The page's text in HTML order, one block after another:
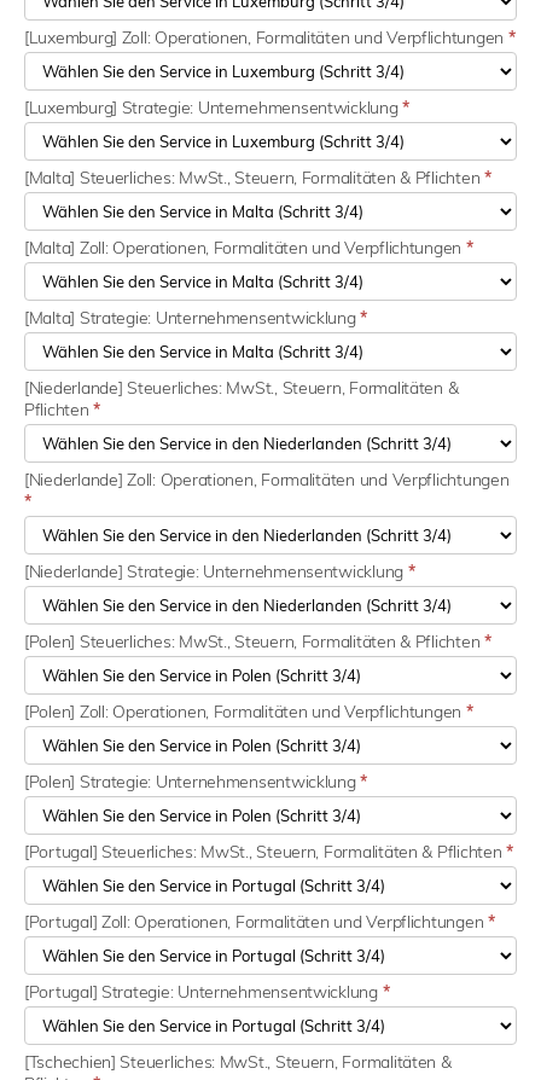
[Luxemburg] Zoll: Operationen, Formalitäten und Verpflichtungen *
[Luxemburg] Strategie: Unternehmensentwicklung*
[Malta] Steuerliches: MwSt., Steuern, Formalitäten & Pflichten *
[Malta] Zoll: Operationen, Formalitäten und Verpflichtungen *
[Malta] Strategie: Unternehmensentwicklung*
[Niederlande] Steuerliches: MwSt., Steuern, Formalitäten &
Pflichten*
[Niederlande] Zoll: Operationen, Formalitäten und Verpflichtungen
*
[Niederlande] Strategie: Unternehmensentwicklung *
[Polen] Steuerliches: MwSt., Steuern, Formalitäten & Pflichten *
[Polen] Zoll: Operationen, Formalitäten und Verpflichtungen *
[Polen] Strategie: Unternehmensentwicklung*
[Portugal] Steuerliches: MwSt., Steuern, Formalitäten & Pflichten*
[Portugal] Zoll: Operationen, Formalitäten und Verpflichtungen *
[Portugal] Strategie: Unternehmensentwicklung *
[Tschechien] Steuerliches: MwSt., Steuern, Formalitäten &